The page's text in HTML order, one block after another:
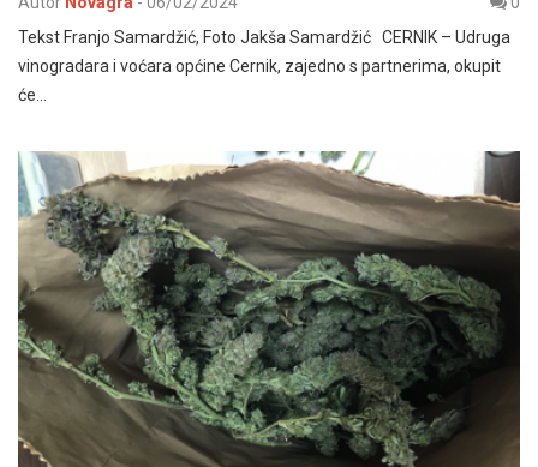
Tekst Franjo Samardžić, Foto Jakša Samardžić CERNIK – Udruga
vinogradara i voćara općine Cernik, zajedno s partnerima, okupit
će…